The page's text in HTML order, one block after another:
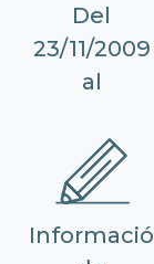
Del
23/11/2009
al
Informació